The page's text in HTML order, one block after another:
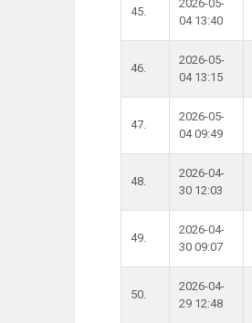
45.
2026-05-
04 13:40
46.
2026-05-
04 13:15
47.
2026-05-
04 09:49
48.
2026-04-
30 12:03
49.
2026-04-
30 09:07
50.
2026-04-
29 12:48